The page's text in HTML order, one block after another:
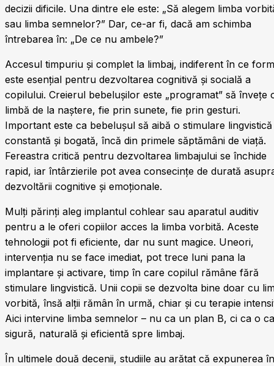
decizii dificile. Una dintre ele este: „Să alegem limba
sau limba semnelor?” Dar, ce-ar fi, dacă am schimba
întrebarea în: „De ce nu ambele?”
Accesul timpuriu și complet la limbaj, indiferent în ce
este esențial pentru dezvoltarea cognitivă și socială a
copilului. Creierul bebelușilor este „programat” să învețe
limbă de la naștere, fie prin sunete, fie prin gesturi.
Important este ca bebelușul să aibă o stimulare lingvistică
constantă și bogată, încă din primele săptămâni de viață.
Fereastra critică pentru dezvoltarea limbajului se închide
rapid, iar întârzierile pot avea consecințe de durată
dezvoltării cognitive și emoționale.
Mulți părinți aleg implantul cohlear sau aparatul auditiv
pentru a le oferi copiilor acces la limba vorbită. Aceste
tehnologii pot fi eficiente, dar nu sunt magice. Uneori,
intervenția nu se face imediat, pot trece luni pana la
implantare și activare, timp în care copilul rămâne fără
stimulare lingvistică. Unii copii se dezvolta bine doar cu
vorbită, însă alții rămân în urmă, chiar și cu terapie
Aici intervine limba semnelor – nu ca un plan B, ci ca o
sigură, naturală și eficientă spre limbaj.
În ultimele două decenii, studiile au arătat că expunerea în